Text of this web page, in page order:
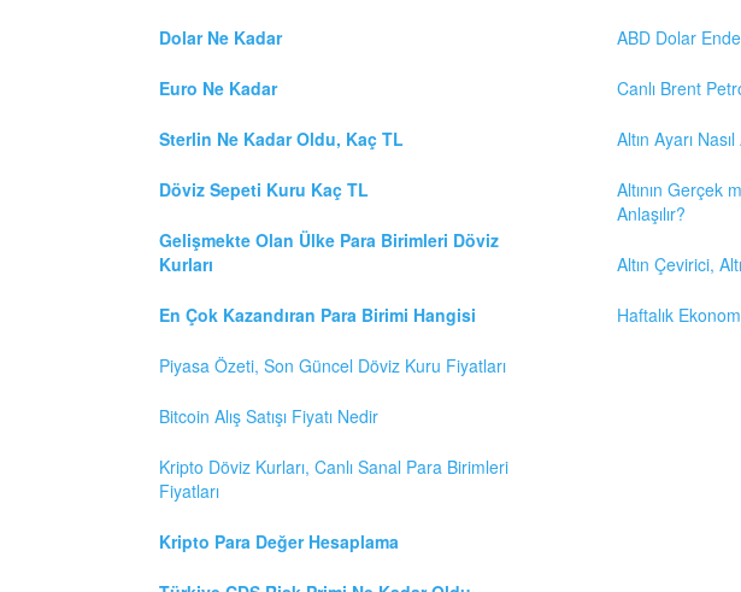
Dolar Ne Kadar
Euro Ne Kadar
Sterlin Ne Kadar Oldu, Kaç TL
Döviz Sepeti Kuru Kaç TL
Gelişmekte Olan Ülke Para Birimleri Döviz
Kurları
En Çok Kazandıran Para Birimi Hangisi
Piyasa Özeti, Son Güncel Döviz Kuru Fiyatları
Bitcoin Alış Satışı Fiyatı Nedir
Kripto Döviz Kurları, Canlı Sanal Para Birimleri
Fiyatları
Kripto Para Değer Hesaplama
ABD Dolar
Canlı Brent
Altın Ayarı Nasıl
Altının Gerçek
Anlaşılır?
Altın Çevirici,
Haftalık